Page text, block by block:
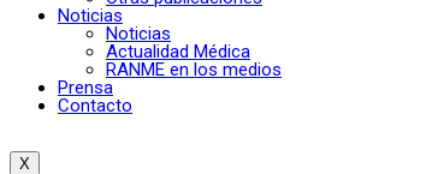
Noticias
Noticias
Actualidad Médica
RANME en los medios
Prensa
Contacto
X